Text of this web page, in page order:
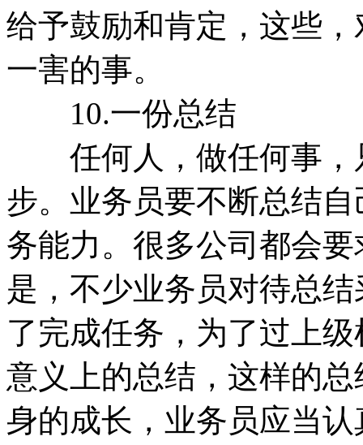
给予鼓励和肯定，这些
一害的事。
10.一份总结
任何人，做任何事，
步。业务员要不断总结
务能力。很多公司都会
是，不少业务员对待总
了完成任务，为了过上
意义上的总结，这样的
身的成长，业务员应当